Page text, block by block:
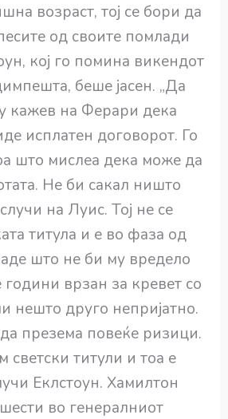
возраст, тој се бори да
од своите помлади
кој го помина викендот
беше јасен. „Да
кажев на Ферари дека
исплатен договорот. Го
што мислеа дека може да
Не би сакал ништо
на Луис. Тој не се
титула и е во фаза од
што не би му вредело
врзан за кревет со
нешто друго непријатно.
презема повеќе ризици.
светски титули и тоа е
Еклстоун. Хамилтон
во генералниот